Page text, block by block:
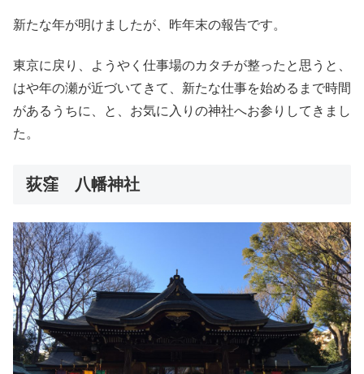
新たな年が明けましたが、昨年末の報告です。
東京に戻り、ようやく仕事場のカタチが整ったと思うと、
はや年の瀬が近づいてきて、新たな仕事を始めるまで時間
があるうちに、と、お気に入りの神社へお参りしてきまし
た。
荻窪 八幡神社